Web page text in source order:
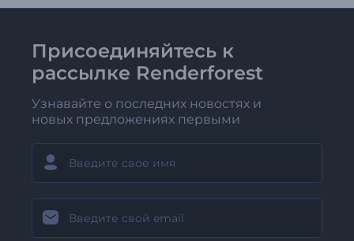
Присоединяйтесь к
рассылке Renderforest
Узнавайте о последних новостях и
новых предложениях первыми